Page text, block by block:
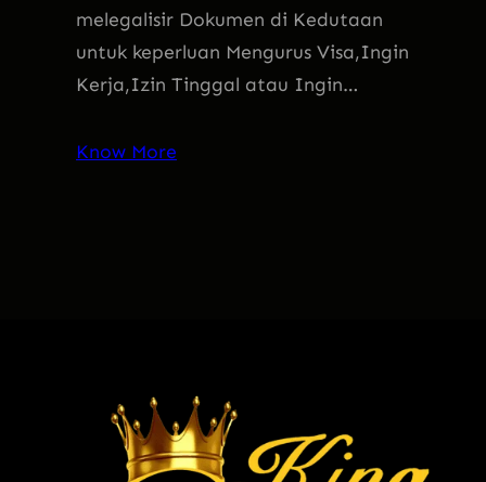
melegalisir Dokumen di Kedutaan
untuk keperluan Mengurus Visa,Ingin
Kerja,Izin Tinggal atau Ingin…
Know More